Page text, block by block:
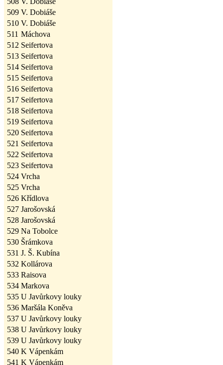
509 V. Dobiáše
510 V. Dobiáše
511 Máchova
512 Seifertova
513 Seifertova
514 Seifertova
515 Seifertova
516 Seifertova
517 Seifertova
518 Seifertova
519 Seifertova
520 Seifertova
521 Seifertova
522 Seifertova
523 Seifertova
524 Vrcha
525 Vrcha
526 Křídlova
527 Jarošovská
528 Jarošovská
529 Na Tobolce
530 Šrámkova
531 J. Š. Kubína
532 Kollárova
533 Raisova
534 Markova
535 U Javůrkovy louky
536 Maršála Koněva
537 U Javůrkovy louky
538 U Javůrkovy louky
539 U Javůrkovy louky
540 K Vápenkám
541 K Vápenkám